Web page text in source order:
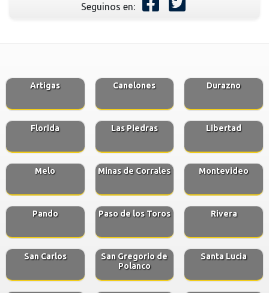
Seguinos en:
Artigas Canelones Durazno
Florida Las Piedras Libertad
Melo Minas de Corrales Montevideo
Pando Paso de los Toros Rivera
San Carlos
San Gregorio de
Polanco
Santa Lucia